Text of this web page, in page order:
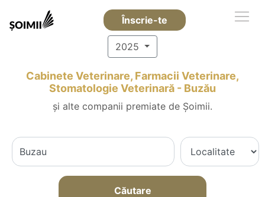
Înscrie-te
2025
Cabinete Veterinare, Farmacii Veterinare,
Stomatologie Veterinară - Buzău
și alte companii premiate de Șoimii.
Căutare